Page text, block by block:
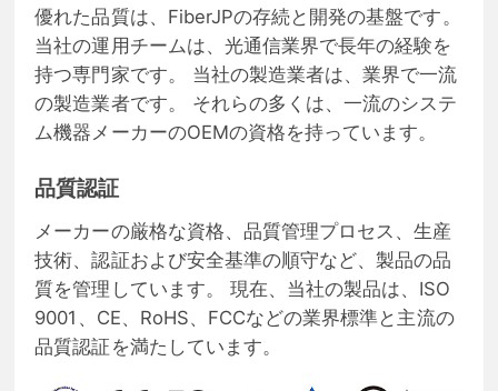
優れた品質は、FiberJPの存続と開発の基盤です。
当社の運用チームは、光通信業界で長年の経験を
持つ専門家です。 当社の製造業者は、業界で一流
の製造業者です。 それらの多くは、一流のシステ
ム機器メーカーのOEMの資格を持っています。
品質認証
メーカーの厳格な資格、品質管理プロセス、生産
技術、認証および安全基準の順守など、製品の品
質を管理しています。 現在、当社の製品は、ISO
9001、CE、RoHS、FCCなどの業界標準と主流の
品質認証を満たしています。